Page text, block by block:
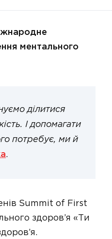
ментального
ділитися
І допомагати
потребує, ми й
.
Summit of First
здоров’я «Ти